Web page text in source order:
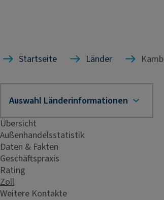
Startseite Länder
Übersicht
Außenhandelsstatistik
Daten & Fakten
Geschäftspraxis
Rating
Zoll
Weitere Kontakte